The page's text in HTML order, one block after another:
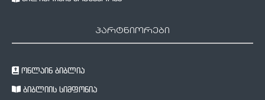
პარტნიორები
ონლაინ ბიბლია
ბიბლიის სიმფონია